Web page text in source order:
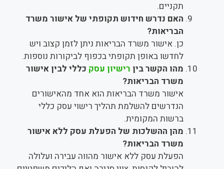
תקניים.
האם נדרש חידוש תקופתי של אישור משרד
הבריאות?
כן. אישור משרד הבריאות ניתן לזמן קצוב ויש
לחדשו באופן תקופתי בכפוף לביקורות נוספות.
מהו הקשר בין רישיון עסק כללי לבין אישור
משרד הבריאות?
אישור משרד הבריאות הוא אחד מהאישורים
הנדרשים להשלמת תהליך רישוי עסק כללי
ברשות המקומית.
מהן ההשלכות של הפעלת עסק ללא אישור
משרד הבריאות?
הפעלת עסק ללא אישור מהווה עבירה ועלולה